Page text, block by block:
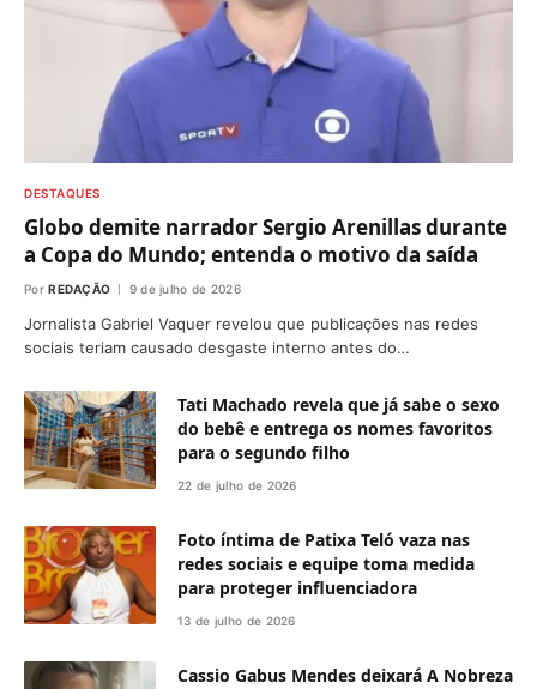
DESTAQUES
Globo demite narrador Sergio Arenillas durante
a Copa do Mundo; entenda o motivo da saída
Por REDAÇÃO 9 de julho de 2026
Jornalista Gabriel Vaquer revelou que publicações nas redes
sociais teriam causado desgaste interno antes do…
Tati Machado revela que já sabe o sexo
do bebê e entrega os nomes favoritos
para o segundo filho
22 de julho de 2026
Foto íntima de Patixa Teló vaza nas
redes sociais e equipe toma medida
para proteger influenciadora
13 de julho de 2026
Cassio Gabus Mendes deixará A Nobreza